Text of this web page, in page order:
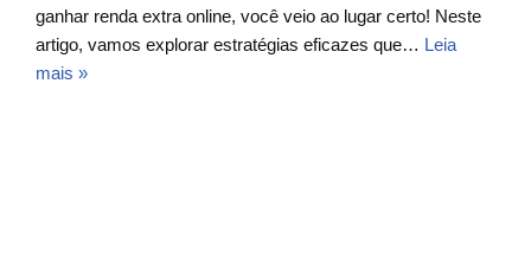
ganhar renda extra online, você veio ao lugar certo! Neste
artigo, vamos explorar estratégias eficazes que… Leia
mais »